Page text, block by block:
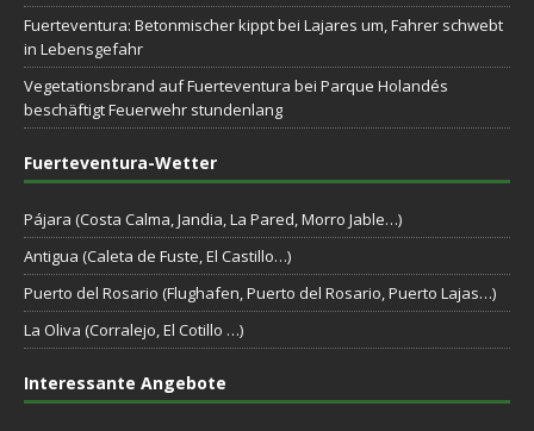
Fuerteventura: Betonmischer kippt bei Lajares um, Fahrer schwebt
in Lebensgefahr
Vegetationsbrand auf Fuerteventura bei Parque Holandés
beschäftigt Feuerwehr stundenlang
Fuerteventura-Wetter
Pájara (Costa Calma, Jandia, La Pared, Morro Jable…)
Antigua (Caleta de Fuste, El Castillo…)
Puerto del Rosario (Flughafen, Puerto del Rosario, Puerto Lajas…)
La Oliva (Corralejo, El Cotillo …)
Interessante Angebote